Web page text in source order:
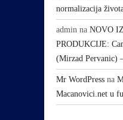
normalizacija
admin na NOVO
PRODUKCIJE:
(Mirzad Pervanic)
Mr WordPress na
Macanovici.net u